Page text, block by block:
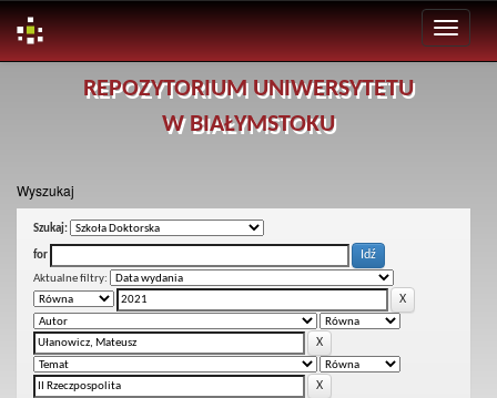
REPOZYTORIUM UNIWERSYTETU
W BIAŁYMSTOKU
Wyszukaj
Szukaj:
for
Aktualne filtry: